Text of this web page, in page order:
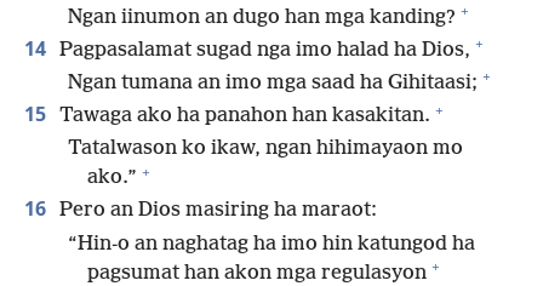
Ngan iinumon an dugo han mga kanding? +
14 Pagpasalamat sugad nga imo halad ha Dios, +
Ngan tumana an imo mga saad ha Gihitaasi; +
15 Tawaga ako ha panahon han kasakitan. +
Tatalwason ko ikaw, ngan hihimayaon mo
ako.” +
16 Pero an Dios masiring ha maraot:
“Hin-o an naghatag ha imo hin katungod ha
pagsumat han akon mga regulasyon +